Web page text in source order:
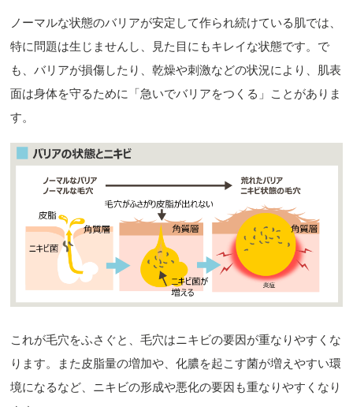
ノーマルな状態のバリアが安定して作られ続けている肌では、
特に問題は生じませんし、見た目にもキレイな状態です。で
も、バリアが損傷したり、乾燥や刺激などの状況により、肌表
面は身体を守るために「急いでバリアをつくる」ことがありま
す。
これが毛穴をふさぐと、毛穴はニキビの要因が重なりやすくな
ります。また皮脂量の増加や、化膿を起こす菌が増えやすい環
境になるなど、ニキビの形成や悪化の要因も重なりやすくなり